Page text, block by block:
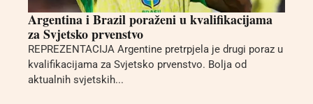
Argentina i Brazil poraženi u kvalifikacijama
za Svjetsko prvenstvo
REPREZENTACIJA Argentine pretrpjela je drugi poraz u
kvalifikacijama za Svjetsko prvenstvo. Bolja od
aktualnih svjetskih...